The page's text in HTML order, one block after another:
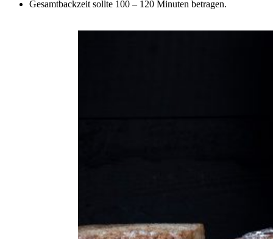
Gesamtbackzeit sollte 100 – 120 Minuten betragen.